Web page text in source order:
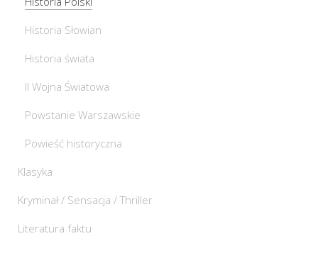
Historia Słowian
Historia świata
II Wojna Światowa
Powstanie Warszawskie
Powieść historyczna
Klasyka
Kryminał / Sensacja / Thriller
Literatura faktu